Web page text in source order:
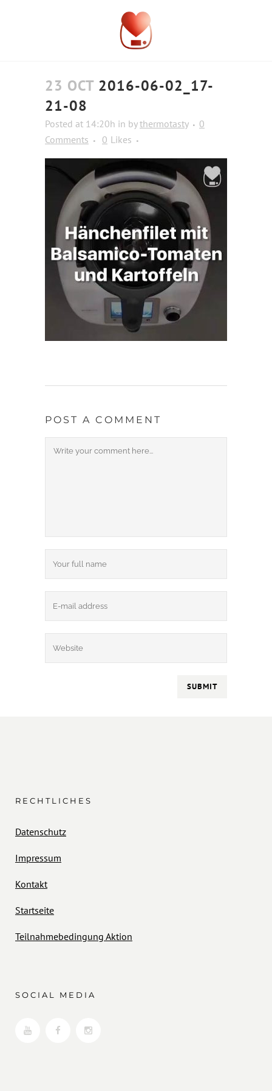
23 OCT 2016-06-02_17-
21-08
Posted at 14:20h in bythermotasty
0
Comments
0 Likes
POST A COMMENT
RECHTLICHES
Datenschutz
Impressum
Kontakt
Startseite
Teilnahmebedingung Aktion
SOCIAL MEDIA